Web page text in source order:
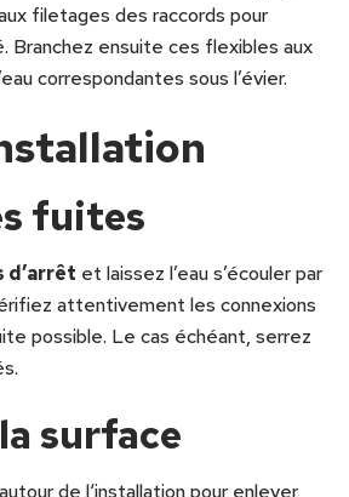
filetages des raccords pour
Branchez ensuite ces flexibles aux
correspondantes sous l’évier.
fuites
d’arrêt et laissez l’eau s’écouler par
attentivement les connexions
possible. Le cas échéant, serrez
surface
de l‘installation pour enlever